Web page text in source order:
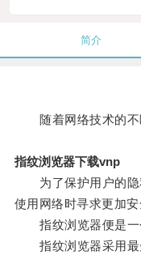
简介
随着网络技术的不
指纹浏览器下载vnp
为了保护用户的隐
使用网络时寻求更加安
指纹浏览器便是一
指纹浏览器采用最